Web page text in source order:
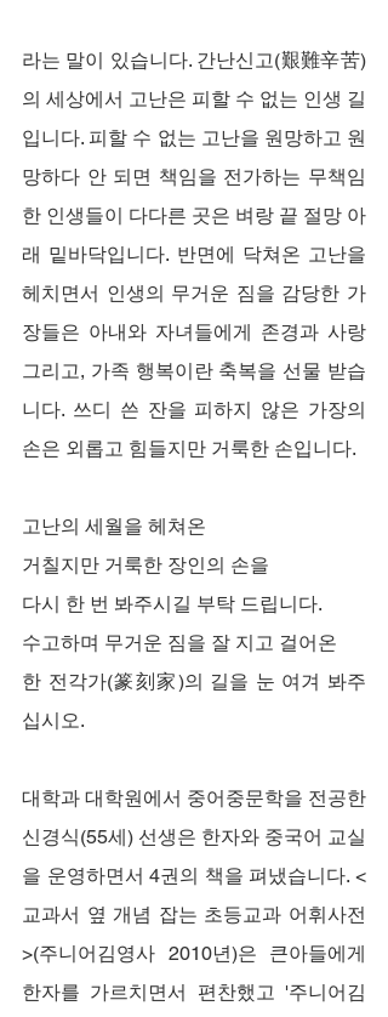
라는 말이 있습니다. 간난신고(艱難辛苦)
의 세상에서 고난은 피할 수 없는 인생 길
입니다. 피할 수 없는 고난을 원망하고 원
망하다 안 되면 책임을 전가하는 무책임
한 인생들이 다다른 곳은 벼랑 끝 절망 아
래 밑바닥입니다. 반면에 닥쳐온 고난을
헤치면서 인생의 무거운 짐을 감당한 가
장들은 아내와 자녀들에게 존경과 사랑
그리고, 가족 행복이란 축복을 선물 받습
니다. 쓰디 쓴 잔을 피하지 않은 가장의
손은 외롭고 힘들지만 거룩한 손입니다.
고난의 세월을 헤쳐온
거칠지만 거룩한 장인의 손을
다시 한 번 봐주시길 부탁 드립니다.
수고하며 무거운 짐을 잘 지고 걸어온
한 전각가(篆刻家)의 길을 눈 여겨 봐주
십시오.
대학과 대학원에서 중어중문학을 전공한
신경식(55세) 선생은 한자와 중국어 교실
을 운영하면서 4권의 책을 펴냈습니다. <
교과서 옆 개념 잡는 초등교과 어휘사전
>(주니어김영사 2010년)은 큰아들에게
한자를 가르치면서 편찬했고 '주니어김